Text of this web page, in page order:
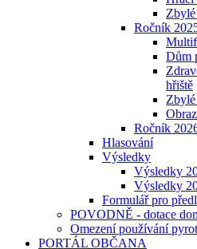
Ročník
Dům
hřiště
Ročník
Hlasování
Výsledky
Výsledky
Výsledky
Formulář pro
POVODNĚ - dotace
Omezení používání
PORTÁL OBČANA